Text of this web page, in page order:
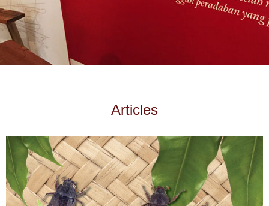
Articles